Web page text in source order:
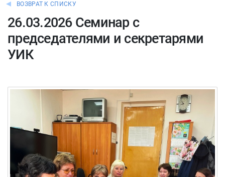
ВОЗВРАТ К СПИСКУ
26.03.2026 Семинар с
председателями и секретарями
УИК